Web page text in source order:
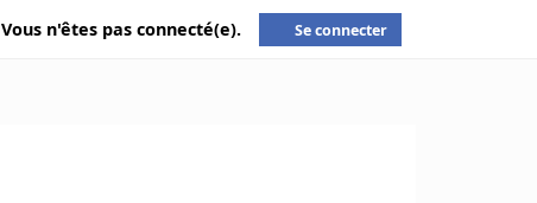
Vous n'êtes pas connecté(e). Se connecter